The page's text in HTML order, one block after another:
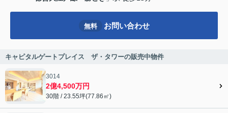
無料 お問い合わせ
キャピタルゲートプレイス ザ・タワーの販売中物件
3014
2億4,500万円
30階 / 23.55坪(77.86㎡)